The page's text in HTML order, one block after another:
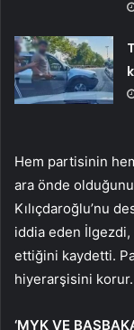
Hem partisinin
ara önde
Kılıçdaroğlu’nu
iddia eden
ettiğini kaydetti.
hiyerarşisini korur.
‘MYK VE